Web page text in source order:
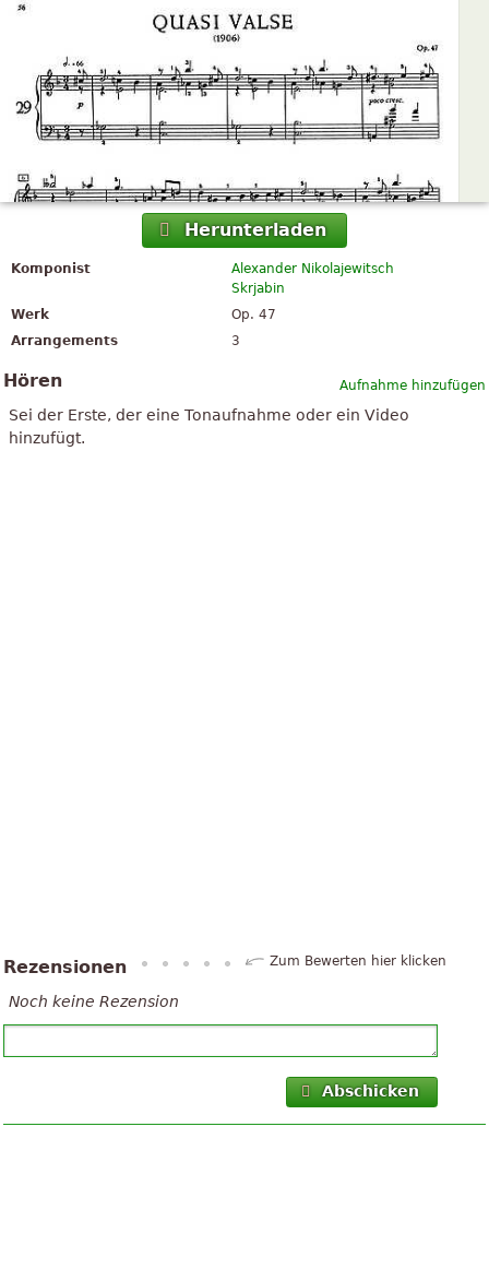
Herunterladen
Komponist
Alexander Nikolajewitsch
Skrjabin
Werk
Op. 47
Arrangements
3
Aufnahme hinzufügen
Hören
Sei der Erste, der eine Tonaufnahme oder ein Video
hinzufügt.
Rezensionen Zum Bewerten hier klicken
Noch keine Rezension
Abschicken